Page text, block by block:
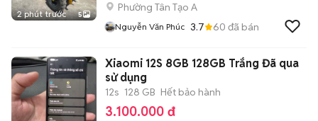
2 phút trước 5
Phường Tân Tạo A
Nguyễn Văn Phúc 3.7 60 đã bán
Xiaomi 12S 8GB 128GB Trắng Đã qua
sử dụng
12s 128 GB Hết bảo hành
3.100.000 đ